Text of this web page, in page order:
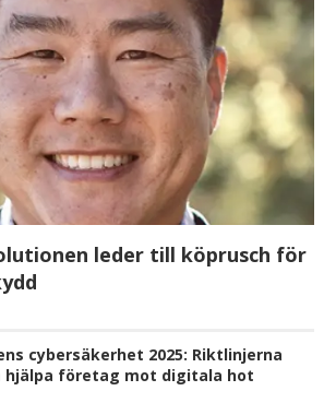
leder till köprusch för
cybersäkerhet 2025: Riktlinjerna
hjälpa företag mot digitala hot